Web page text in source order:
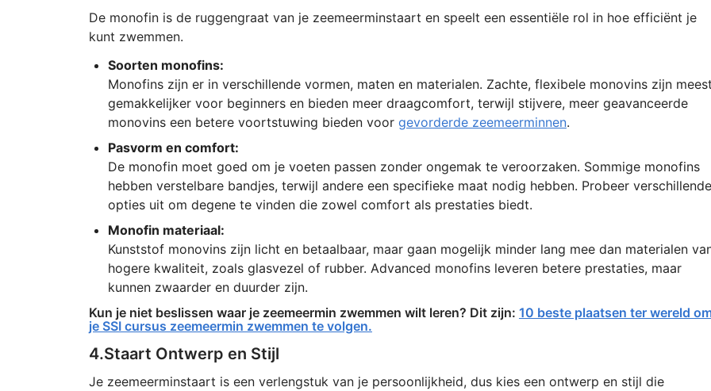
De monofin is de ruggengraat van je zeemeerminstaart en speelt een essentiële rol in hoe efficiënt je
kunt zwemmen.
Soorten monofins:
Monofins zijn er in verschillende vormen, maten en materialen. Zachte, flexibele monovins zijn
gemakkelijker voor beginners en bieden meer draagcomfort, terwijl stijvere, meer geavanceerde
monovins een betere voortstuwing bieden voor gevorderde zeemeerminnen.
Pasvorm en comfort:
De monofin moet goed om je voeten passen zonder ongemak te veroorzaken. Sommige monofins
hebben verstelbare bandjes, terwijl andere een specifieke maat nodig hebben. Probeer verschillende
opties uit om degene te vinden die zowel comfort als prestaties biedt.
Monofin materiaal:
Kunststof monovins zijn licht en betaalbaar, maar gaan mogelijk minder lang mee dan materialen
hogere kwaliteit, zoals glasvezel of rubber. Advanced monofins leveren betere prestaties, maar
kunnen zwaarder en duurder zijn.
Kun je niet beslissen waar je zeemeermin zwemmen wilt leren? Dit zijn: 10 beste plaatsen ter wereld
je SSI cursus zeemeermin zwemmen te volgen.
4.Staart Ontwerp en Stijl
Je zeemeerminstaart is een verlengstuk van je persoonlijkheid, dus kies een ontwerp en stijl die